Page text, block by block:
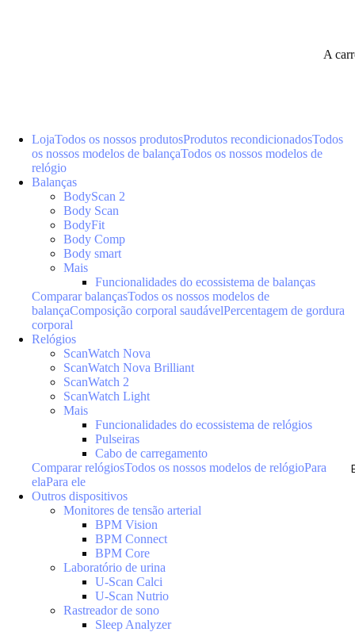
A
LojaTodos os nossos produtosProdutos recondicionadosTodos
os nossos modelos de balançaTodos os nossos modelos de
relógio
Balanças
BodyScan 2
Body Scan
BodyFit
Body Comp
Body smart
Mais
Funcionalidades do ecossistema de balanças
Comparar balançasTodos os nossos modelos de
balançaComposição corporal saudávelPercentagem de gordura
corporal
Relógios
ScanWatch Nova
ScanWatch Nova Brilliant
ScanWatch 2
ScanWatch Light
Mais
Funcionalidades do ecossistema de relógios
Pulseiras
Cabo de carregamento
Comparar relógiosTodos os nossos modelos de relógioPara
elaPara ele
Outros dispositivos
Monitores de tensão arterial
BPM Vision
BPM Connect
BPM Core
Laboratório de urina
U-Scan Calci
U-Scan Nutrio
Rastreador de sono
Sleep Analyzer